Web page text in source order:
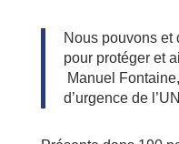
Nous pouvons et
pour protéger et
Manuel
d’urgence de